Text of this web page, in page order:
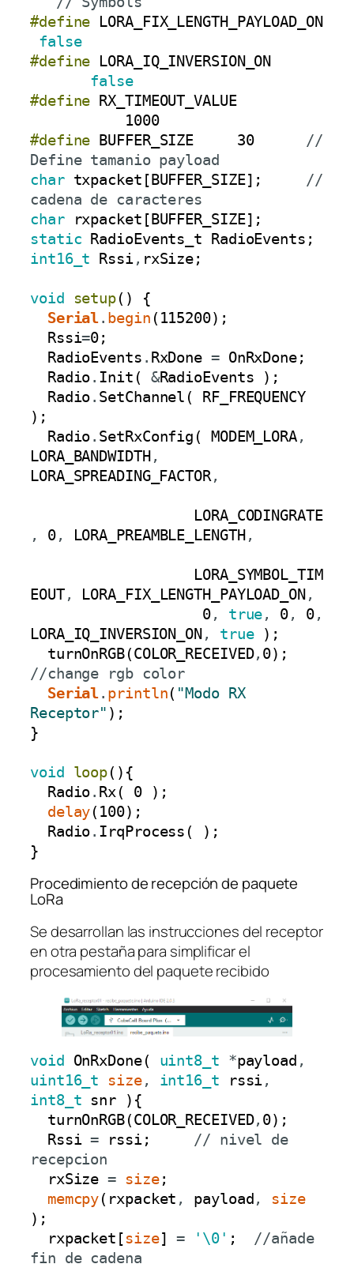
#define
LORA_FIX_LENGTH_PAYLOAD_ON
false
#define
LORA_IQ_INVERSION_ON
false
#define RX_TIMEOUT_VALUE
1000
#define BUFFER_SIZE 30
//
Define tamanio payload
char txpacket [BUFFER_SIZE] ;
//
cadena de caracteres
char
rxpacket [BUFFER_SIZE] ;
static RadioEvents_t RadioEvents ;
int16_t
Rssi, rxSize;
void setup( )
{
Serial. begin ( 115200) ;
Rssi=0;
RadioEvents . RxDone = OnRxDone;
Radio. Init ( &RadioEvents ) ;
Radio. SetChannel (
RF_FREQUENCY
) ;
Radio. SetRxConfig ( MODEM_LORA,
LORA_BANDWIDTH,
LORA_SPREADING_FACTOR,
LORA_CODINGRATE
,
0, LORA_PREAMBLE_LENGTH,
LORA_SYMBOL_TIM
EOUT, LORA_FIX_LENGTH_PAYLOAD_ON,
0, true, 0, 0,
LORA_IQ_INVERSION_ON, true ) ;
turnOnRGB(COLOR_RECEIVED, 0) ;
//change rgb color
Serial. println( "Modo RX
Receptor" ) ;
}
void loop( ) {
Radio. Rx ( 0 ) ;
delay( 100) ;
Radio. IrqProcess ( ) ;
}
Procedimiento de recepción de paquete
LoRa
Se desarrollan las instrucciones del receptor
en otra pestaña para simplificar el
procesamiento del paquete recibido
void OnRxDone( uint8_t *payload ,
uint16_t
size, int16_t rssi,
int8_t
snr ) {
turnOnRGB(COLOR_RECEIVED, 0) ;
Rssi = rssi;
// nivel de
recepcion
rxSize = size;
memcpy( rxpacket , payload ,
size
) ;
rxpacket [size] = '\0' ;
//añade
fin de cadena